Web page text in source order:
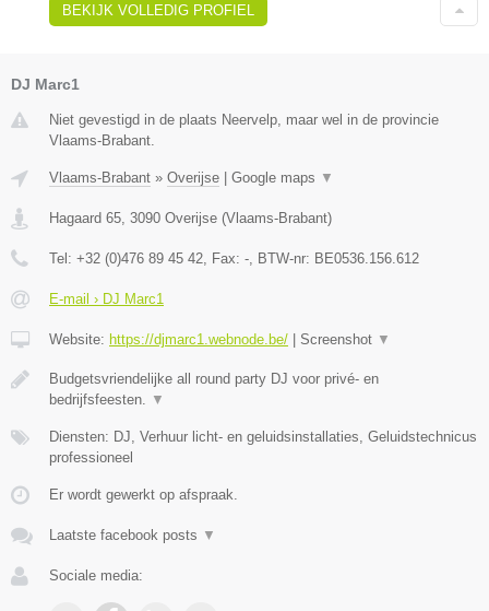
BEKIJK VOLLEDIG PROFIEL
DJ Marc1
Niet gevestigd in de plaats Neervelp, maar wel in de provincie
Vlaams-Brabant.
Vlaams-Brabant » Overijse Google maps ▼
Hagaard 65 3090 Overijse (Vlaams-Brabant)
Tel: +32 (0)476 89 45 42 , Fax: - , BTW-nr: BE0536.156.612
E-mail › DJ Marc1
Website: https://djmarc1.webnode.be/ Screenshot ▼
Budgetsvriendelijke all round party DJ voor privé- en
bedrijfsfeesten.
▼
Diensten: DJ, Verhuur licht- en geluidsinstallaties, Geluidstechnicus
professioneel
Er wordt gewerkt op afspraak.
Laatste facebook posts ▼
Sociale media: